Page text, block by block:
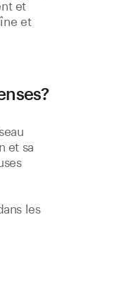
et
et
et sa
les